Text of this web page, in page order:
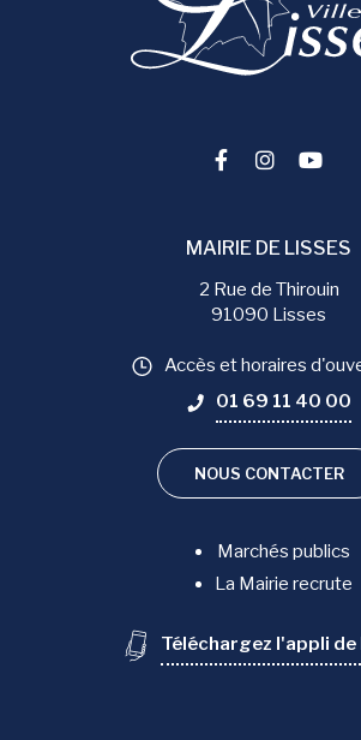
Lien vers le
Lien vers
Lien
MAIRIE DE LISSES
2 Rue de Thirouin
91090 Lisses
Accès et horaires
01 69 11 40 00
NOUS CONTACTER
Marchés publics
La Mairie recrute
Téléchargez l'appli de